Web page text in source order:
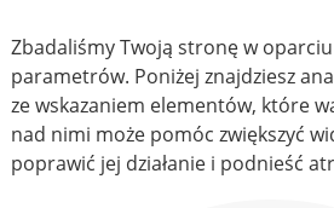
Zbadaliśmy Twoją stronę w
parametrów. Poniżej znajdziesz
ze wskazaniem elementów, które
nad nimi może pomóc zwiększyć
poprawić jej działanie i podnieść